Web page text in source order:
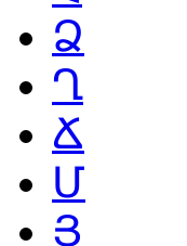
Ձ
Ղ
Ճ
Մ
Յ